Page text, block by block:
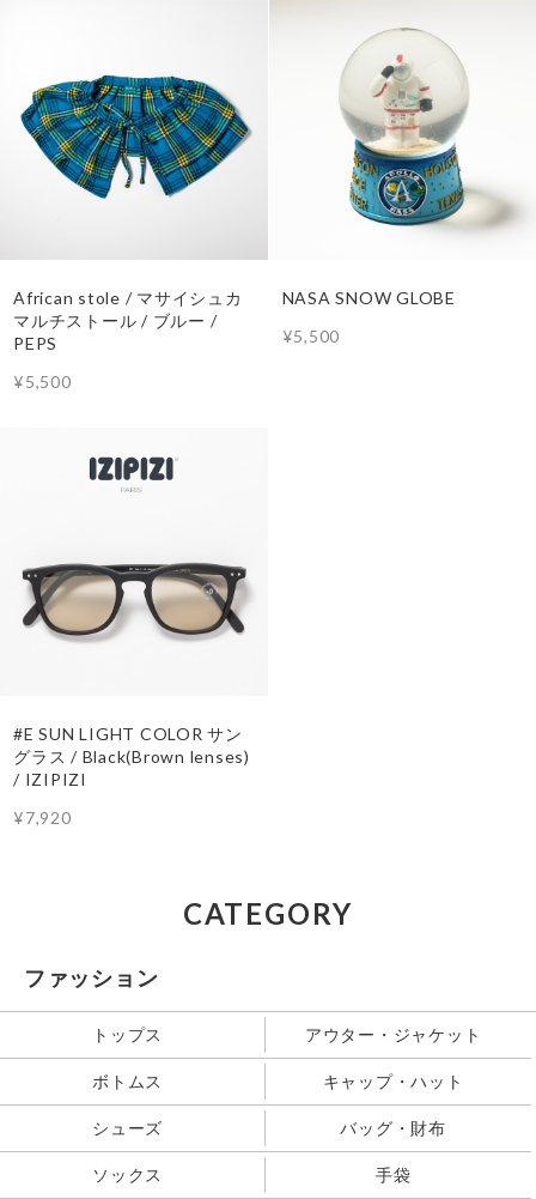
African stole / マサイシュカ
マルチストール / ブルー /
PEPS
¥5,500
NASA SNOW GLOBE
¥5,500
#E SUN LIGHT COLOR サン
グラス / Black(Brown lenses)
/ IZIPIZI
¥7,920
CATEGORY
ファッション
トップス アウター・ジャケット
ボトムス キャップ・ハット
シューズ バッグ・財布
ソックス 手袋